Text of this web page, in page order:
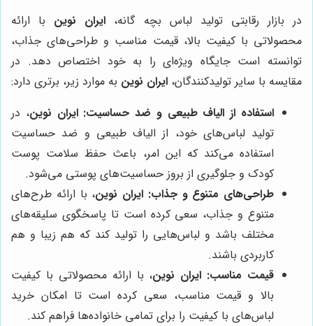
در بازار رقابتی تولید لباس بچه گانه، ایران نوین با ارائه
محصولاتی با کیفیت بالا، قیمت مناسب و طراحی‌های جذاب،
توانسته است جایگاه ویژه‌ای را به خود اختصاص دهد. در
مقایسه با سایر تولیدکنندگان، ایران نوین به موارد زیر، برتری دارد:
استفاده از الیاف طبیعی و ضد حساسیت: ایران نوین، در
تولید لباس‌های خود، از الیاف طبیعی و ضد حساسیت
استفاده می‌کند که این امر، باعث حفظ سلامت پوست
کودک و جلوگیری از بروز حساسیت‌های پوستی می‌شود.
طراحی‌های متنوع و جذاب: ایران نوین، با ارائه طرح‌های
متنوع و جذاب، سعی کرده است تا پاسخگوی سلیقه‌های
مختلف باشد و لباس‌هایی را تولید کند که هم زیبا و هم
کاربردی باشند.
قیمت مناسب: ایران نوین، با ارائه محصولاتی با کیفیت
بالا و قیمت مناسب، سعی کرده است تا امکان خرید
لباس‌های با کیفیت را برای تمامی خانواده‌ها فراهم کند.